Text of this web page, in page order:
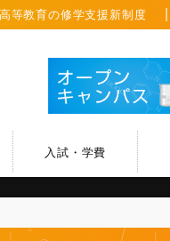
高等教育の修学支援新制度
入試・学費